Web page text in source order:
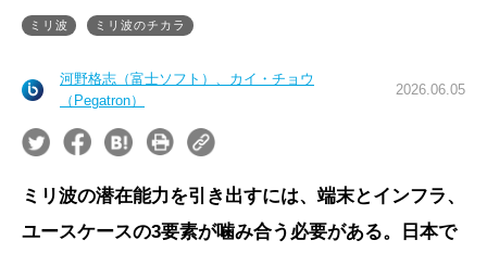
ミリ波 ミリ波のチカラ
河野格志（富士ソフト）、カイ・チョウ
（Pegatron）
2026.06.05
ミリ波の潜在能力を引き出すには、端末とインフラ、
ユースケースの3要素が噛み合う必要がある。日本で